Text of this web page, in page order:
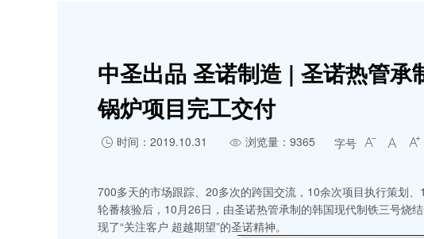
中圣出品 圣诺制造 | 圣诺热管
锅炉项目完工交付
 时间：2019.10.31  浏览量：9365 字号   
700多天的市场跟踪、20多次的跨国交流，10余次项目执行策划
轮番核验后，10月26日，由圣诺热管承制的韩国现代制铁三号烧
现了“关注客户 超越期望”的圣诺精神。